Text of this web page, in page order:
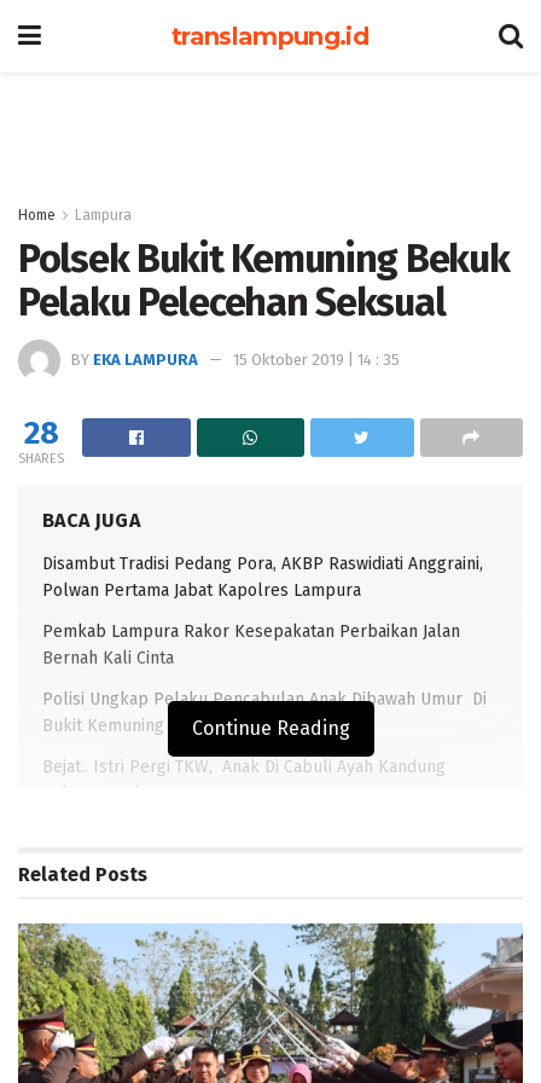
translampung.id
Home Lampura
Polsek Bukit Kemuning Bekuk
Pelaku Pelecehan Seksual
BY EKA LAMPURA 15 Oktober 2019 | 14 : 35
28
SHARES
BACA JUGA
Disambut Tradisi Pedang Pora, AKBP Raswidiati Anggraini,
Polwan Pertama Jabat Kapolres Lampura
Pemkab Lampura Rakor Kesepakatan Perbaikan Jalan
Bernah Kali Cinta
Polisi Ungkap Pelaku Pencabulan Anak Dibawah Umur Di
Bukit Kemuning
Bejat.. Istri Pergi TKW, Anak Di Cabuli Ayah Kandung
Selama 4 Tahun
TRANSLAMPUNG.COM
menangkap terduga pelaku kekerasan seksual
terhadap anak di bawah umur, senin (14/10/2019)
sekitar pukul 06:00 WIB.
Rahman Syah (25) warga Bukit Kemuning Kecamatan
Bukit Kemuning. ditangkap anggota Polsek Bukit
Continue Reading
Related Posts